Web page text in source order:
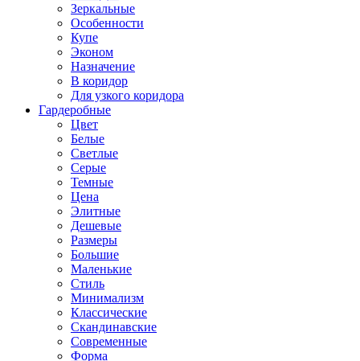
Зеркальные
Особенности
Купе
Эконом
Назначение
В коридор
Для узкого коридора
Гардеробные
Цвет
Белые
Светлые
Серые
Темные
Цена
Элитные
Дешевые
Размеры
Большие
Маленькие
Стиль
Минимализм
Классические
Скандинавские
Современные
Форма